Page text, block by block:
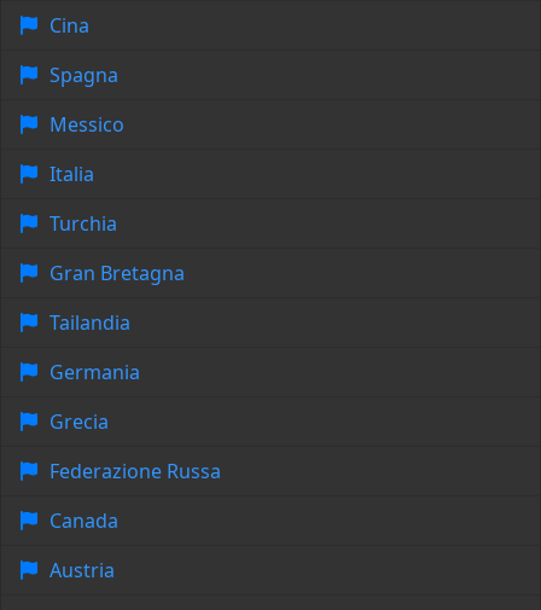
Cina
Spagna
Messico
Italia
Turchia
Gran Bretagna
Tailandia
Germania
Grecia
Federazione Russa
Canada
Austria